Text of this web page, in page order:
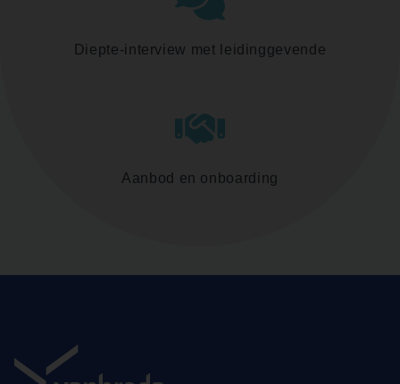
Diepte-interview met leidinggevende
Aanbod en onboarding